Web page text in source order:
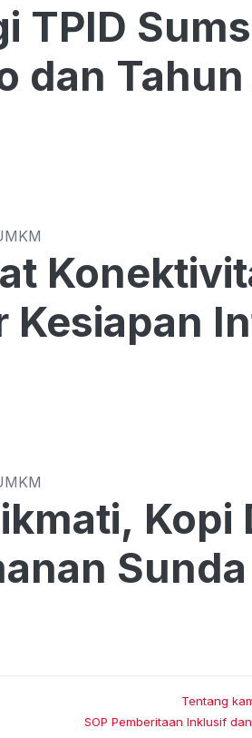
Tekan Harga di
dan
Kesiapan
Kopi
Sunda
Tentang
SOP Pemberitaan Inklusif